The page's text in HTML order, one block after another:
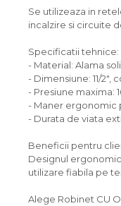
Se utilizeaza in
incalzire si circuite
Specificatii tehnice:
- Material: Alama
- Dimensiune: 11/
- Presiune maxima:
- Maner ergonomic
- Durata de viata
Beneficii pentru
Designul
utilizare fiabila pe
Alege Robinet CU